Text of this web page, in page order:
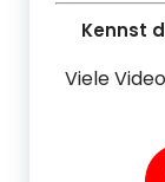
Kennst
Viele